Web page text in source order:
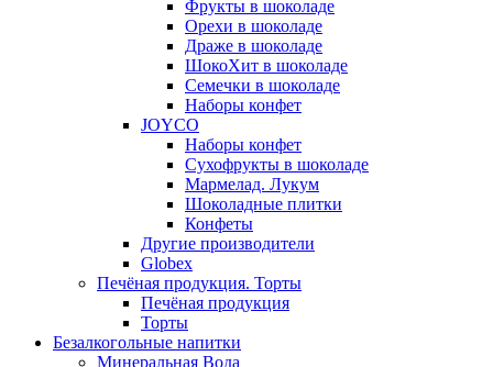
Фрукты в шоколаде
Орехи в шоколаде
Драже в шоколаде
ШокоХит в шоколаде
Семечки в шоколаде
Наборы конфет
JOYCO
Наборы конфет
Сухофрукты в шоколаде
Мармелад. Лукум
Шоколадные плитки
Конфеты
Другие производители
Globex
Печёная продукция. Торты
Печёная продукция
Торты
Безалкогольные напитки
Минеральная Вода